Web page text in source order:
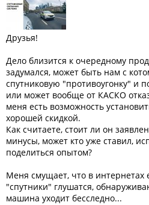
Друзья!
Дело близится к очередному
задумался, может быть нам с
спутниковую "противоугонку" и
или может вообще от КАСКО
меня есть возможность
хорошей скидкой.
Как считаете, стоит ли он
минусы, может кто уже ставил,
поделиться опытом?
Меня смущает, что в интернетах
"спутники" глушатся,
машина уходит бесследно...